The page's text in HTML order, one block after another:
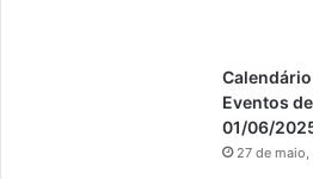
Calendário
Eventos
01/06/
27 de